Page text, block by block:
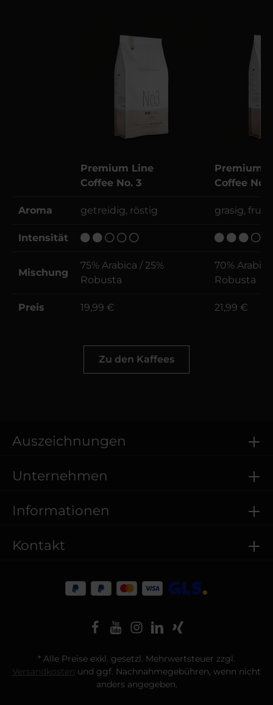
Premium Line
Coffee No. 3
Premium
Coffee No.
Aroma getreidig, röstig grasig,
Intensität
Mischung
75% Arabica / 25%
Robusta
70%
Robusta
Preis 19,99 € 21,99 €
Zu den Kaffees
Auszeichnungen
Kontakt
Unternehmen
Informationen
* Alle Preise exkl. gesetzl. Mehrwertsteuer zzgl.
Versandkosten und ggf. Nachnahmegebühren, wenn nicht
anders angegeben.